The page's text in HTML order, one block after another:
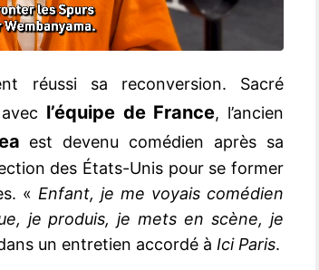
réussi sa reconversion. Sacré
avec l’équipe de France, l’ancien
est devenu comédien après sa
des États-Unis pour se former
« Enfant, je me voyais comédien
je produis, je mets en scène, je
un entretien accordé à Ici Paris.